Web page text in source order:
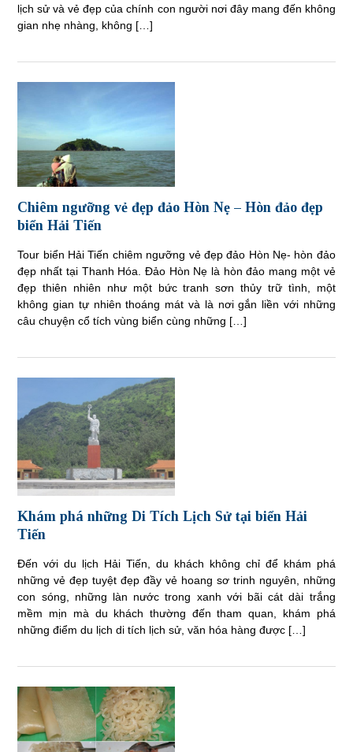
lịch sử và vẻ đẹp của chính con người nơi đây mang đến không
gian nhẹ nhàng, không […]
Chiêm ngưỡng vẻ đẹp đảo Hòn Nẹ – Hòn đảo đẹp
biển Hải Tiến
Tour biển Hải Tiến chiêm ngưỡng vẻ đẹp đảo Hòn Nẹ- hòn đảo
đẹp nhất tại Thanh Hóa. Đảo Hòn Nẹ là hòn đảo mang một vẻ
đẹp thiên nhiên như một bức tranh sơn thủy trữ tình, một
không gian tự nhiên thoáng mát và là nơi gắn liền với những
câu chuyện cổ tích vùng biển cùng những […]
Khám phá những Di Tích Lịch Sử tại biển Hải
Tiến
Đến với du lịch Hải Tiến, du khách không chỉ để khám phá
những vẻ đẹp tuyệt đẹp đầy vẻ hoang sơ trinh nguyên, những
con sóng, những làn nước trong xanh với bãi cát dài trắng
mềm mịn mà du khách thường đến tham quan, khám phá
những điểm du lịch di tích lịch sử, văn hóa hàng được […]